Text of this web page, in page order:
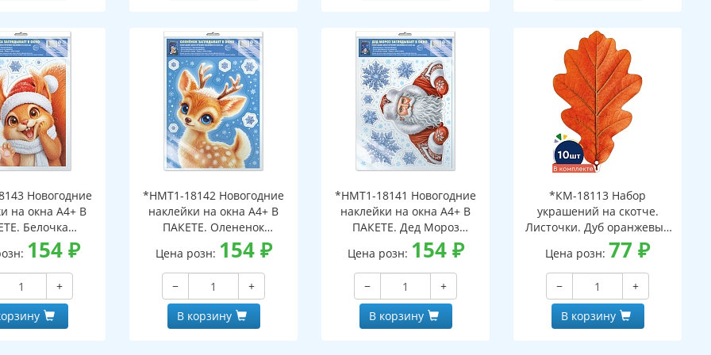
Новогодние
на окна А4+ В
Белочка
в окно (видны
сторон,
в
упаковке,
и клеевым
154₽
+
*НМТ1-18142 Новогодние
наклейки на окна А4+ В
ПАКЕТЕ. Олененок
заглядывает в окно (видны
с обеих сторон,
многоразовые, в
индивидуальной упаковке,
с европодвесом и клеевым
клапаном)
Цена розн: 154₽
−
+
В корзину
*НМТ1-18141 Новогодние
наклейки на окна А4+ В
ПАКЕТЕ. Дед Мороз
заглядывает в окно (видны
с обеих сторон,
многоразовые, в
индивидуальной упаковке,
с европодвесом и клеевым
клапаном)
Цена розн: 154₽
−
+
В корзину
*КМ-18113 Набор
украшений на скотче.
Листочки. Дуб оранжевый
(10 шт. в наборе,
двухсторонняя, ВД-лак)
Цена розн: 77₽
−
+
В корзину